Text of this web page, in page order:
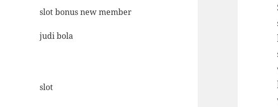
slot bonus new member
judi bola
slot